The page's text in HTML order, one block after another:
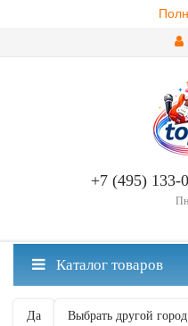
+7 (495) 133-
Москва ваш город?
Да Выбрать другой город
Каталог товаров
Главная Духовые Туба